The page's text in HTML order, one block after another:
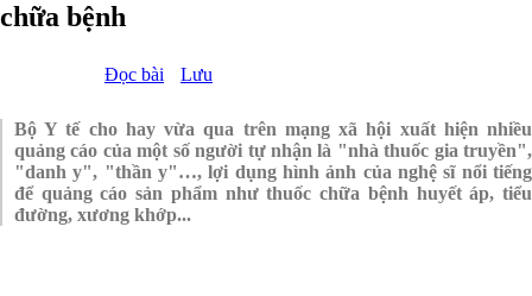
chữa bệnh
Đọc bài Lưu
Bộ Y tế cho hay vừa qua trên mạng xã hội xuất hiện nhiều
quảng cáo của một số người tự nhận là "nhà thuốc gia truyền",
"danh y", "thần y"…, lợi dụng hình ảnh của nghệ sĩ nổi tiếng
để quảng cáo sản phẩm như thuốc chữa bệnh huyết áp, tiểu
đường, xương khớp...